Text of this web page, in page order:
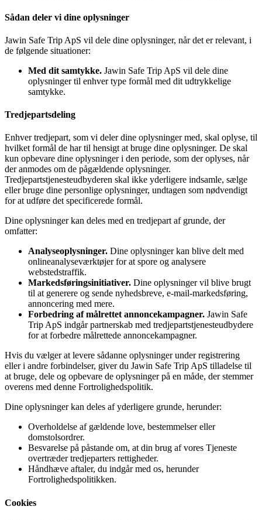
Sådan deler vi dine oplysninger
Jawin Safe Trip ApS vil dele dine oplysninger, når det er relevant, i
de følgende situationer:
Med dit samtykke. Jawin Safe Trip ApS vil dele dine
oplysninger til enhver type formål med dit udtrykkelige
samtykke.
Tredjepartsdeling
Enhver tredjepart, som vi deler dine oplysninger med, skal oplyse, til
hvilket formål de har til hensigt at bruge dine oplysninger. De skal
kun opbevare dine oplysninger i den periode, som der oplyses, når
der anmodes om de pågældende oplysninger.
Tredjepartstjenesteudbyderen skal ikke yderligere indsamle, sælge
eller bruge dine personlige oplysninger, undtagen som nødvendigt
for at udføre det specificerede formål.
Dine oplysninger kan deles med en tredjepart af grunde, der
omfatter:
Analyseoplysninger. Dine oplysninger kan blive delt med
onlineanalyseværktøjer for at spore og analysere
webstedstraffik.
Markedsføringsinitiativer. Dine oplysninger vil blive brugt
til at generere og sende nyhedsbreve, e-mail-markedsføring,
annoncering med mere.
Forbedring af målrettet annoncekampagner. Jawin Safe
Trip ApS indgår partnerskab med tredjepartstjenesteudbydere
for at forbedre målrettede annoncekampagner.
Hvis du vælger at levere sådanne oplysninger under registrering
eller i andre forbindelser, giver du Jawin Safe Trip ApS tilladelse til
at bruge, dele og opbevare de oplysninger på en måde, der stemmer
overens med denne Fortrolighedspolitik.
Dine oplysninger kan deles af yderligere grunde, herunder:
Overholdelse af gældende love, bestemmelser eller
domstolsordrer.
Besvarelse på påstande om, at din brug af vores Tjeneste
overtræder tredjeparters rettigheder.
Håndhæve aftaler, du indgår med os, herunder
Fortrolighedspolitikken.
Cookies